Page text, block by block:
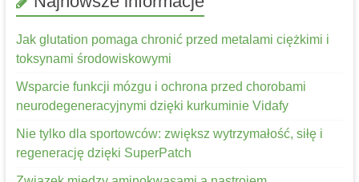
Jak glutation pomaga chronić przed metalami ciężkimi i
toksynami środowiskowymi
Wsparcie funkcji mózgu i ochrona przed chorobami
neurodegeneracyjnymi dzięki kurkuminie Vidafy
Nie tylko dla sportowców: zwiększ wytrzymałość, siłę i
regenerację dzięki SuperPatch